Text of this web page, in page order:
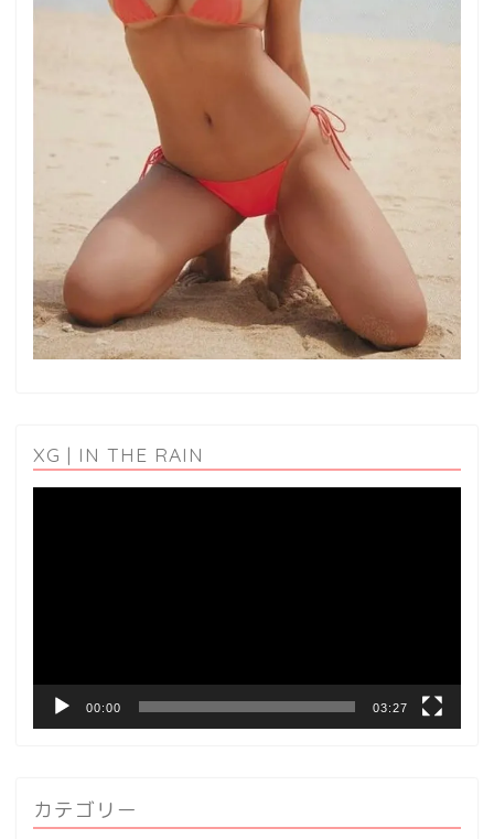
XG | IN THE RAIN
00:00 03:27
カテゴリー